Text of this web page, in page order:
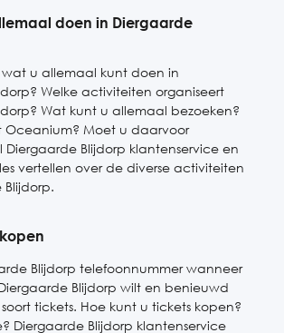
09:00-17:00
doen in Diergaarde
u allemaal kunt doen in
Welke activiteiten organiseert
Wat kunt u allemaal bezoeken?
Oceanium? Moet u daarvoor
Diergaarde Blijdorp klantenservice en
vertellen over de diverse activiteiten
Blijdorp telefoonnummer wanneer
Blijdorp wilt en benieuwd
tickets. Hoe kunt u tickets kopen?
Diergaarde Blijdorp klantenservice